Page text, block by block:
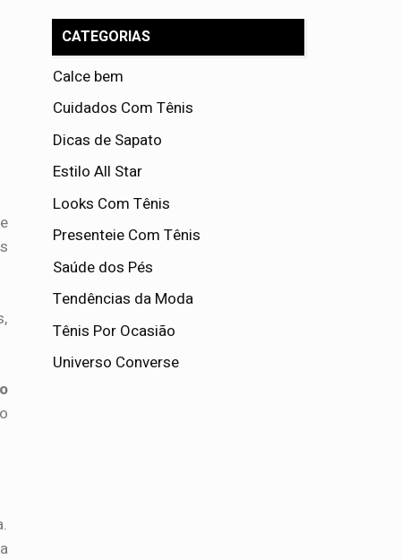
CATEGORIAS
Calce bem
Cuidados Com Tênis
Dicas de Sapato
Estilo All Star
Looks Com Tênis
Presenteie Com Tênis
Saúde dos Pés
Tendências da Moda
Tênis Por Ocasião
Universo Converse